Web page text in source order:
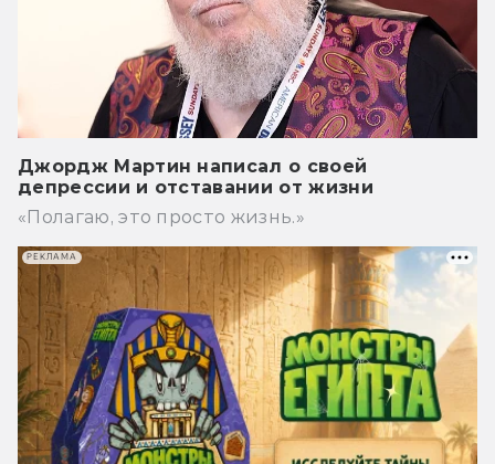
Джордж Мартин написал о своей
депрессии и отставании от жизни
«Полагаю, это просто жизнь.»
РЕКЛАМА